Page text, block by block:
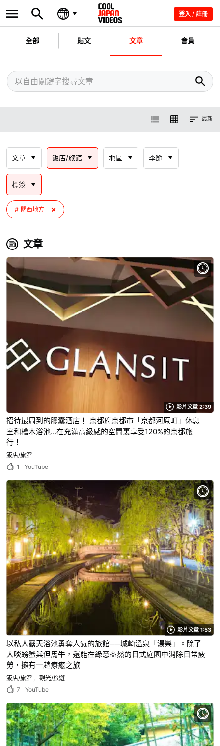
登入 / 註冊
全部 貼文 文章 會員
最新
文章 飯店/旅館 地區 季節
標簽
關西地方
文章
影片文章 2:39
招待最周到的膠囊酒店！ 京都府京都市「京都河原町」休息
室和檜木浴池...在充滿高級感的空間裏享受120%的京都旅
行！
飯店/旅館
1
YouTube
影片文章 1:53
以私人露天浴池勇奪人氣的旅館──城崎溫泉「湯樂」。除了
大啖螃蟹與但馬牛，還能在綠意盎然的日式庭園中消除日常疲
勞，擁有一趟療癒之旅
飯店/旅館
觀光/旅遊
7
YouTube